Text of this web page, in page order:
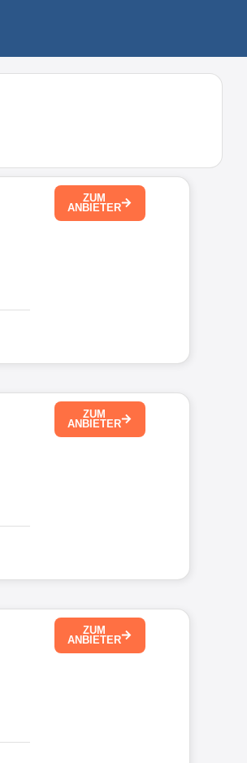
ZUM
ANBIETER
ZUM
ANBIETER
ZUM
ANBIETER